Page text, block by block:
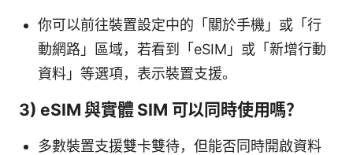
你可以前往裝置設定中的「關於手機」或「行
動網路」區域，若看到「eSIM」或「新增行動
資料」等選項，表示裝置支援。
3) eSIM 與實體 SIM 可以同時使用嗎？
多數裝置支援雙卡雙待，但能否同時開啟資料